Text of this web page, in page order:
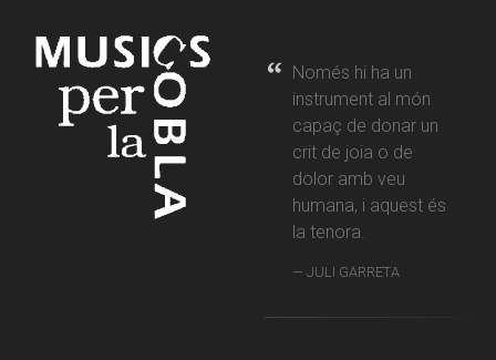
Només hi ha un
instrument al món
capaç de donar un
crit de joia o de
dolor amb veu
humana, i aquest és
la tenora.
JULI GARRETA